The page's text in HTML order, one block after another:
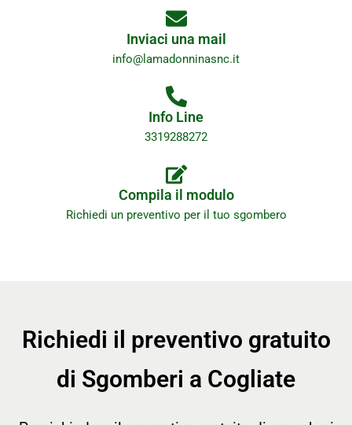
Inviaci una mail
info@lamadonninasnc.it
Info Line
3319288272
Compila il modulo
Richiedi un preventivo per il tuo sgombero
Richiedi il preventivo gratuito
di Sgomberi a Cogliate